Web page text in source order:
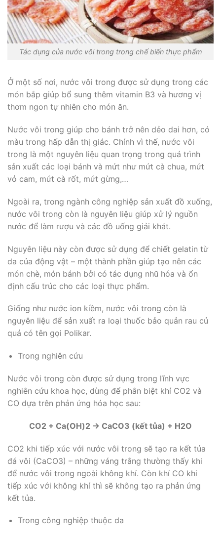
Tác dụng của nước vôi trong trong chế biến thực phẩm
Ở một số nơi, nước vôi trong được sử dụng trong các
món bắp giúp bổ sung thêm vitamin B3 và hương vị
thơm ngon tự nhiên cho món ăn.
Nước vôi trong giúp cho bánh trở nên dẻo dai hơn, có
màu trong hấp dẫn thị giác. Chính vì thế, nước vôi
trong là một nguyên liệu quan trọng trong quá trình
sản xuất các loại bánh và mứt như mứt cà chua, mứt
vỏ cam, mứt cà rốt, mứt gừng,…
Ngoài ra, trong ngành công nghiệp sản xuất đồ xuống,
nước vôi trong còn là nguyên liệu giúp xử lý nguồn
nước để làm rượu và các đồ uống giải khát.
Nguyên liệu này còn được sử dụng để chiết gelatin từ
da của động vật – một thành phần giúp tạo nên các
món chè, món bánh bởi có tác dụng nhũ hóa và ổn
định cấu trúc cho các loại thực phẩm.
Giống như nước ion kiềm, nước vôi trong còn là
nguyên liệu để sản xuất ra loại thuốc bảo quản rau củ
quả có tên gọi Polikar.
Trong nghiên cứu
Nước vôi trong còn được sử dụng trong lĩnh vực
nghiên cứu khoa học, dùng để phân biệt khí CO2 và
CO dựa trên phản ứng hóa học sau:
CO2 + Ca(OH)2 → CaCO3 (kết tủa) + H2O
CO2 khi tiếp xúc với nước vôi trong sẽ tạo ra kết tủa
đá vôi (CaCO3) – những váng trắng thường thấy khi
để nước vôi trong ngoài không khí. Còn khí CO khi
tiếp xúc với không khí thì sẽ không tạo ra phản ứng
kết tủa.
Trong công nghiệp thuộc da